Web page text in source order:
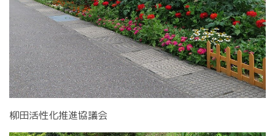
柳田活性化推進協議会